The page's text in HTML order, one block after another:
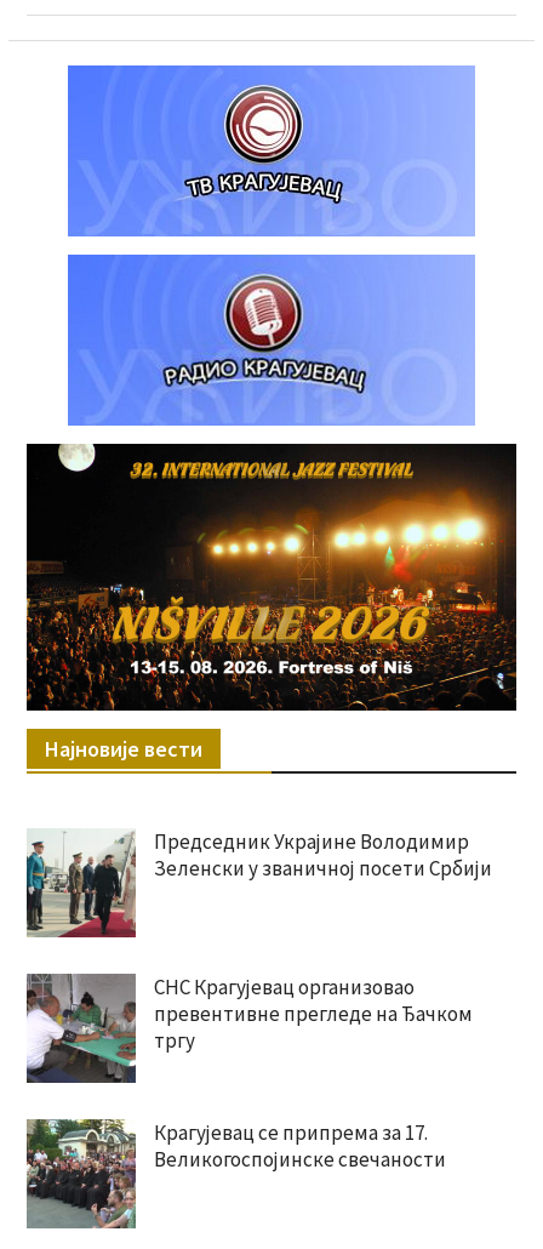
Најновије вести
Председник Украјине Володимир
Зеленски у званичној посети Србији
СНС Крагујевац организовао
превентивне прегледе на Ђачком
тргу
Крагујевац се припрема за 17.
Великогоспојинске свечаности